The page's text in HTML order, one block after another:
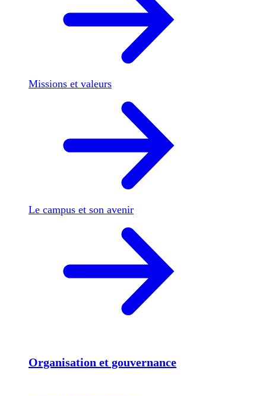
Missions et valeurs
Le campus et son avenir
Organisation et gouvernance